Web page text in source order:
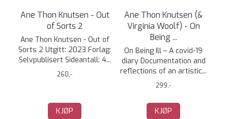
Ane Thon Knutsen - Out
of Sorts 2
Ane Thon Knutsen - Out of
Sorts 2 Utgitt: 2023 Forlag:
Selvpublisert Sideantall: 4...
260,-
KJØP
Ane Thon Knutsen (&
Virginia Woolf) - On
Being ...
On Being Ill – A covid-19
diary Documentation and
reflections of an artistic...
299,-
KJØP